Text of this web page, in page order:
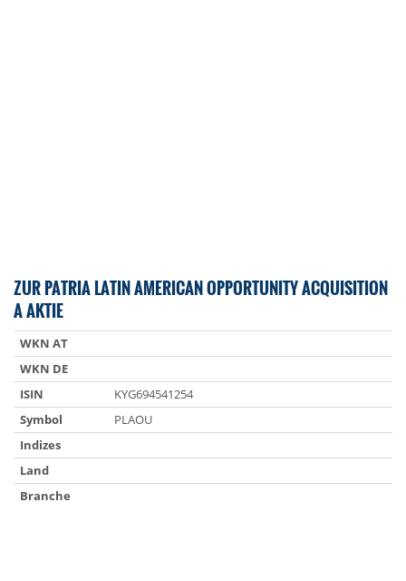
ZUR PATRIA LATIN AMERICAN OPPORTUNITY ACQUISITION
A AKTIE
WKN AT
WKN DE
ISIN
KYG694541254
Symbol
PLAOU
Indizes
Land
Branche